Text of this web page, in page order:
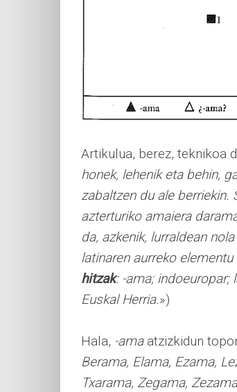
Artikulua, berez, teknikoa
honek, lehenik eta behin,
zabaltzen du ale berriekin.
azterturiko amaiera
da, azkenik, lurraldean
latinaren aurreko
hitzak: -ama; indoeuropar;
Euskal Herria.»)
Hala, -amaatzizkidun
Berama, Elama, Ezama,
Txarama, Zegama, Zezama